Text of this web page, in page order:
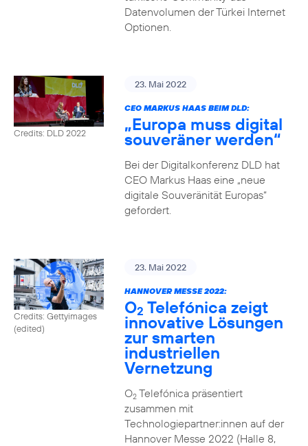
Datenvolumen der Türkei Internet
Optionen.
Credits: DLD 2022
23. Mai 2022
CEO MARKUS HAAS BEIM DLD:
„Europa muss digital
souveräner werden“
Bei der Digitalkonferenz DLD hat
CEO Markus Haas eine „neue
digitale Souveränität Europas“
gefordert.
Credits: Gettyimages
(edited)
23. Mai 2022
HANNOVER MESSE 2022:
O2 Telefónica zeigt
innovative Lösungen
zur smarten
industriellen
Vernetzung
O2Telefónica präsentiert
zusammen mit
Technologiepartner:innen auf der
Hannover Messe 2022 (Halle 8,